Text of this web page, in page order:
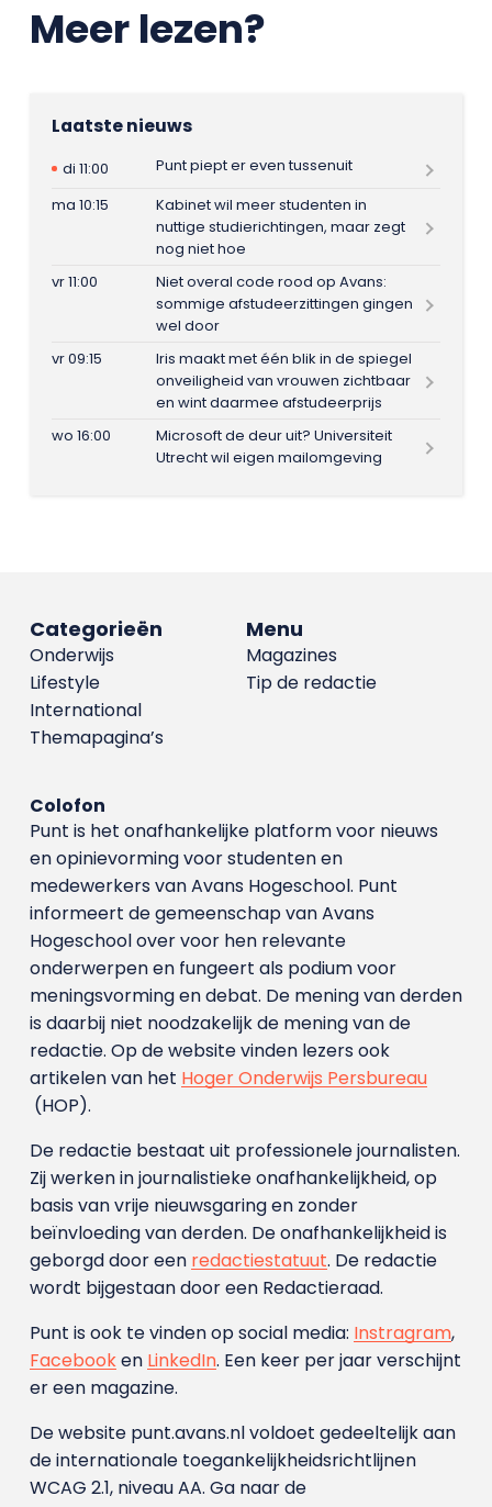
Meer lezen?
Laatste nieuws
di 11:00
Punt piept er even tussenuit
ma 10:15
Kabinet wil meer studenten in
nuttige studierichtingen, maar zegt
nog niet hoe
vr 11:00
Niet overal code rood op Avans:
sommige afstudeerzittingen gingen
wel door
vr 09:15
Iris maakt met één blik in de spiegel
onveiligheid van vrouwen zichtbaar
en wint daarmee afstudeerprijs
wo 16:00
Microsoft de deur uit? Universiteit
Utrecht wil eigen mailomgeving
Menu
Magazines
Tip de redactie
Categorieën
Onderwijs
Lifestyle
International
Themapagina’s
Colofon
Punt is het onafhankelijke platform voor nieuws
en opinievorming voor studenten en
medewerkers van Avans Hoge­school. Punt
informeert de gemeenschap van Avans
Hogeschool over voor hen relevante
onderwerpen en fungeert als podium voor
meningsvorming en debat. De mening van derden
is daarbij niet noodzakelijk de mening van de
redactie. Op de website vinden lezers ook
artikelen van het Hoger Onderwijs Persbureau
(HOP).
De redactie bestaat uit professionele journalisten.
Zij werken in journalistieke onafhankelijkheid, op
basis van vrije nieuwsgaring en zonder
beïnvloeding van derden. De onafhankelijkheid is
geborgd door een redactiestatuut. De redactie
wordt bijgestaan door een Redactieraad.
Punt is ook te vinden op social media: Instragram,
Facebooken LinkedIn. Een keer per jaar verschijnt
er een magazine.
De website punt.avans.nl voldoet gedeeltelijk aan
de internationale toegankelijkheidsrichtlijnen
WCAG 2.1, niveau AA. Ga naar de